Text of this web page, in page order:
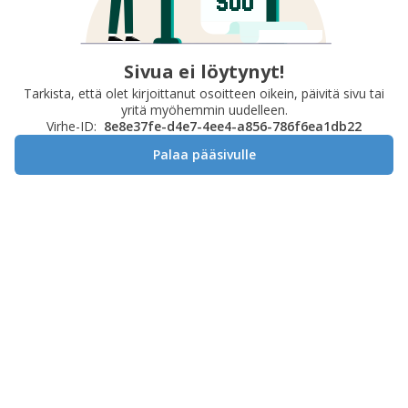
Sivua ei löytynyt!
Tarkista, että olet kirjoittanut osoitteen oikein, päivitä sivu tai
yritä myöhemmin uudelleen.
Virhe-ID: 8e8e37fe-d4e7-4ee4-a856-786f6ea1db22